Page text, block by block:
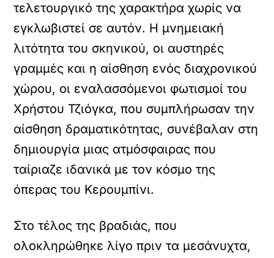
τελετουργικό της χαρακτήρα χωρίς να
εγκλωβιστεί σε αυτόν. Η μνημειακή
λιτότητα του σκηνικού, οι αυστηρές
γραμμές και η αίσθηση ενός διαχρονικού
χώρου, οι εναλασσόμενοι φωτισμοί του
Χρήστου Τζιόγκα, που συμπλήρωσαν την
αίσθηση δραματικότητας, συνέβαλαν στη
δημιουργία μιας ατμόσφαιρας που
ταίριαζε ιδανικά με τον κόσμο της
όπερας του Κερουμπίνι.
Στο τέλος της βραδιάς, που
ολοκληρώθηκε λίγο πριν τα μεσάνυχτα,